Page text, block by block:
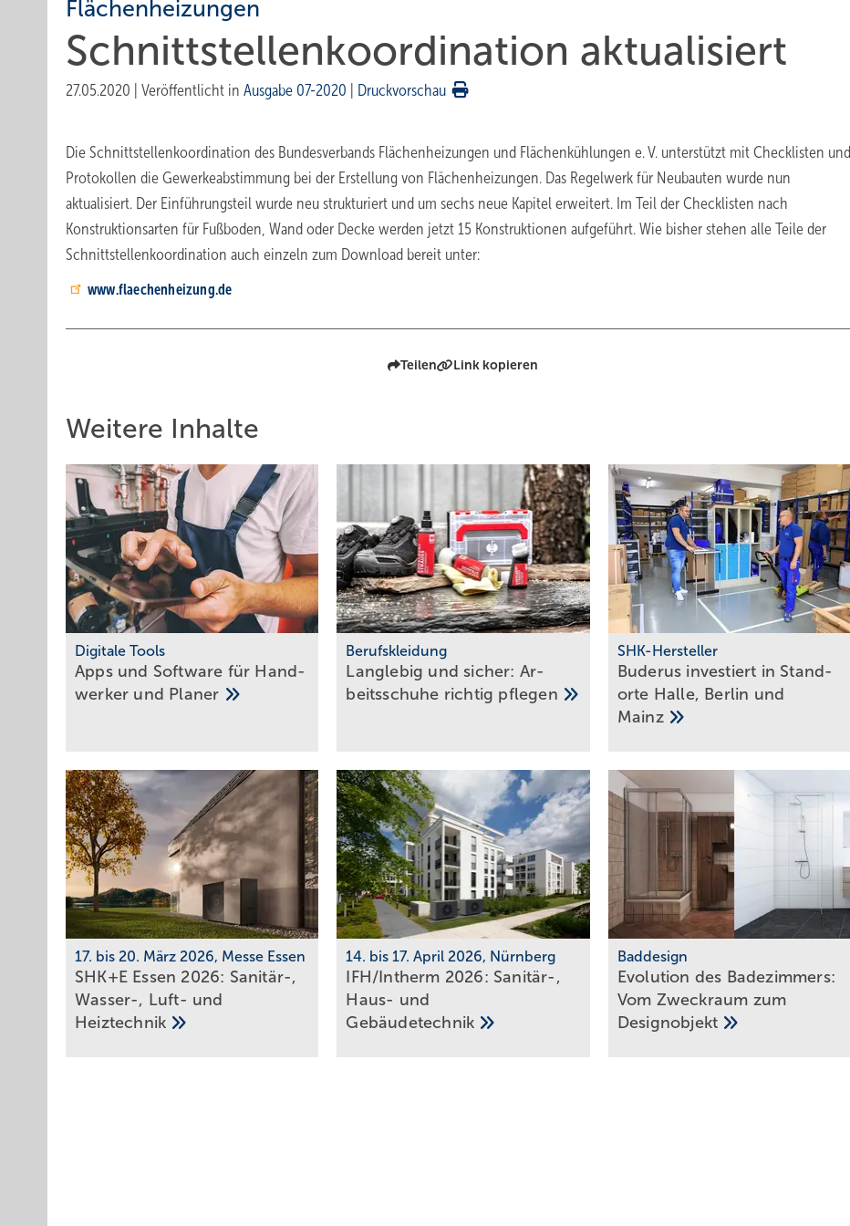
Flächenheizungen
Schnittstellenkoordination aktualisiert
27.05.2020 Veröffentlicht in Ausgabe 07-2020 Druckvorschau
Die Schnittstellenkoordination des Bundesverbands Flächenheizungen und Flächenkühlungen e. V. unterstützt mit Checklisten und
Protokollen die Gewerkeabstimmung bei der Erstellung von Flächenheizungen. Das Regelwerk für Neubauten wurde nun
aktualisiert. Der Einführungsteil wurde neu strukturiert und um sechs neue Kapitel erweitert. Im Teil der Checklisten nach
Konstruktionsarten für Fußboden, Wand oder Decke werden jetzt 15 Konstruktionen aufgeführt. Wie bisher stehen alle Teile der
Schnittstellenkoordination auch einzeln zum Download bereit unter:
www.flaechenheizung.de
Teilen Link kopieren
Weitere Inhalte
Digitale Tools
Apps und Soft­ware für Hand­
werker und Planer
Berufskleidung
Langlebig und sicher: Ar­
beits­schu­he rich­tig pfle­gen
SHK-Hersteller
Buderus investiert in Stand­
orte Halle, Berlin und
Mainz
17. bis 20. März 2026, Messe Essen
SHK+E Essen 2026: Sanitär-,
Wasser-, Luft- und
Heiztechnik
14. bis 17. April 2026, Nürnberg
IFH/Intherm 2026: Sanitär-,
Haus- und
Ge­bäu­de­tech­nik
Baddesign
Evolution des Ba­de­zim­mers:
Vom Zweck­raum zum
De­sign­ob­jekt